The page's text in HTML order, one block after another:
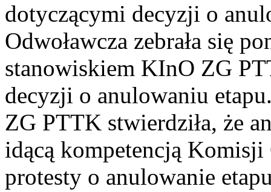
dotyczącymi decyzji o
Odwoławcza zebrała się
stanowiskiem KInO ZG
decyzji o anulowaniu
ZG PTTK stwierdziła, że
idącą kompetencją
protesty o anulowanie